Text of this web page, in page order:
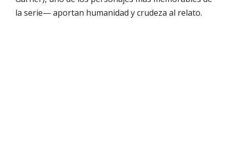
la serie— aportan humanidad y crudeza al relato.